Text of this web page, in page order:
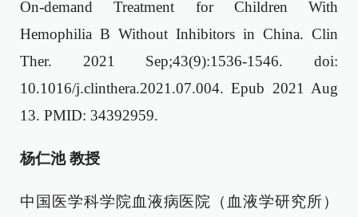
On-demand Treatment for Children With
Hemophilia B Without Inhibitors in China. Clin
Ther. 2021 Sep;43(9):1536-1546. doi:
10.1016/j.clinthera.2021.07.004. Epub 2021 Aug
13. PMID: 34392959.
杨仁池 教授
中国医学科学院血液病医院（血液学研究所）